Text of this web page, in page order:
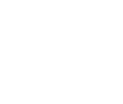
添加到Location里。
那么请求的query会